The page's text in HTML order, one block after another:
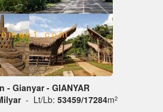
- Gianyar - GIANYAR
- Lt/Lb: 53459/17284m2